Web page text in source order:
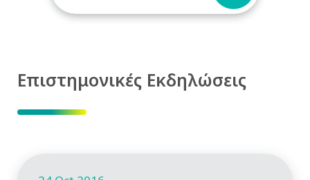
Επιστημονικές Εκδηλώσεις